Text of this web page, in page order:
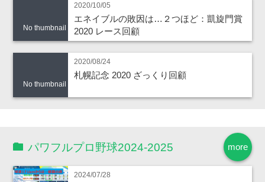
No thumbnail
2020/10/05
エネイブルの敗因は…２つほど：凱旋門賞
2020 レース回顧
No thumbnail
2020/08/24
札幌記念 2020 ざっくり回顧
more
パワフルプロ野球2024-2025
2024/07/28